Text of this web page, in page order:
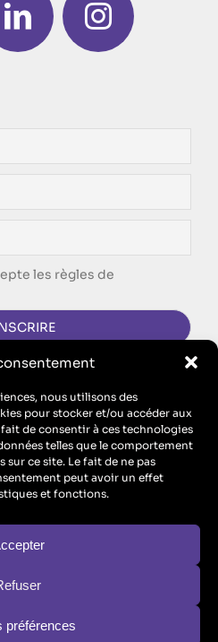
nous utilisons des
pour stocker et/ou accéder aux
de consentir à ces technologies
telles que le comportement
sur ce site. Le fait de ne pas
peut avoir un effet
et fonctions.
préférences
les règles de
NOUS !
DE CONTACT
communication d’ECM, SAS au
Metz B 912 455 466 // SIRET
TVA : FR26912455466
formation : n° de Prestataire de
de l’Etat” (formule légale
L.6352-12 du code du travail